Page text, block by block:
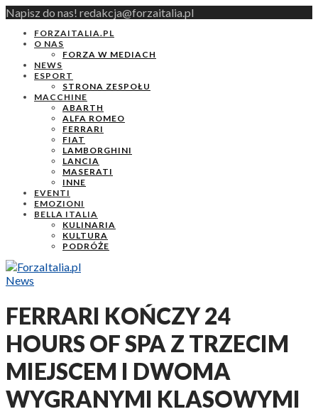
Napisz do nas! redakcja@forzaitalia.pl
FORZAITALIA.PL
O NAS
FORZA W MEDIACH
NEWS
ESPORT
STRONA ZESPOŁU
MACCHINE
ABARTH
ALFA ROMEO
FERRARI
FIAT
LAMBORGHINI
LANCIA
MASERATI
INNE
EVENTI
EMOZIONI
BELLA ITALIA
KULINARIA
KULTURA
PODRÓŻE
News
FERRARI KOŃCZY 24
HOURS OF SPA Z TRZECIM
MIEJSCEM I DWOMA
WYGRANYMI KLASOWYMI